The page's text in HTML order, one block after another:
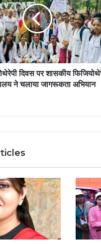
दिवस पर शासकीय
ने चलाया जागरूकता अभियान